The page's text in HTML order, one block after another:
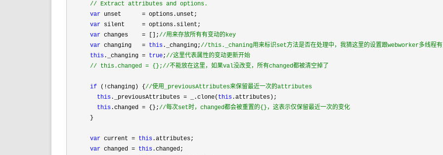
//
Extract attributes and options.
var unset      = options.unset;
var silent     = options.silent;
var changes    = [];//用来存放所有有变动的key
var changing   = this ._changing;//this._chaning用来标识set方法是否在处理中，我猜这里的设置跟webworker多线程
this ._changing = true;//这里代表属性的变动更新开始
//
this.changed = {};//不能放在这里，如果val没改变，所有changed都被清空掉了
if (!changing) {//使用_previousAttributes来保留最近一次的attributes
this ._previousAttributes = _.clone( this .attributes);
this .changed = {};//每次set时，changed都会被重置的{}，这表示仅保留最近一次的变化
      }
var current = this .attributes;
var changed = this .changed;